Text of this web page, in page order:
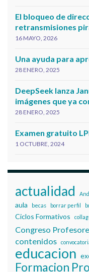
El bloqueo de
retransmisiones
16 MAYO, 2026
Una ayuda para
28 ENERO, 2025
DeepSeek lanza
imágenes que ya
28 ENERO, 2025
Examen gratuito
1 OCTUBRE, 2024
actualidad
aula
becas borrar perfil
Ciclos Formativos
Congreso
contenidos
educacion
Formacion